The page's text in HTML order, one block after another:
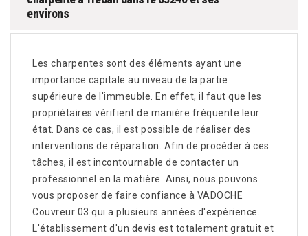
environs
Les charpentes sont des éléments ayant une
importance capitale au niveau de la partie
supérieure de l'immeuble. En effet, il faut que les
propriétaires vérifient de manière fréquente leur
état. Dans ce cas, il est possible de réaliser des
interventions de réparation. Afin de procéder à ces
tâches, il est incontournable de contacter un
professionnel en la matière. Ainsi, nous pouvons
vous proposer de faire confiance à VADOCHE
Couvreur 03 qui a plusieurs années d'expérience.
L'établissement d'un devis est totalement gratuit et